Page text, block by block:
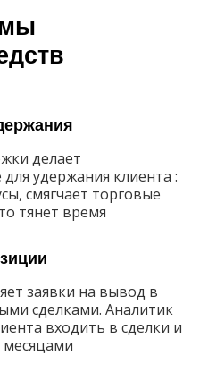
делает
удержания клиента :
смягчает торговые
тянет время
заявки на вывод в
сделками. Аналитик
входить в сделки и